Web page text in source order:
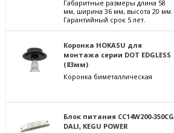
Габаритные размеры длина 58
мм, ширина 36 мм, высота 20 мм.
Гарантийный срок 5 лет.
Коронка HOKASU для
монтажа серии DOT EDGLESS
(83мм)
Коронка биметаллическая
Блок питания CC14W200-350CG
DALI, KEGU POWER